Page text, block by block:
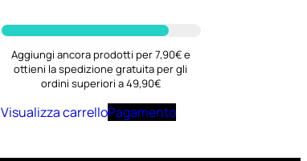
Aggiungi ancora prodotti per 7,90€ e
ottieni la spedizione gratuita per gli
ordini superiori a 49,90€
Visualizza carrelloPagamento